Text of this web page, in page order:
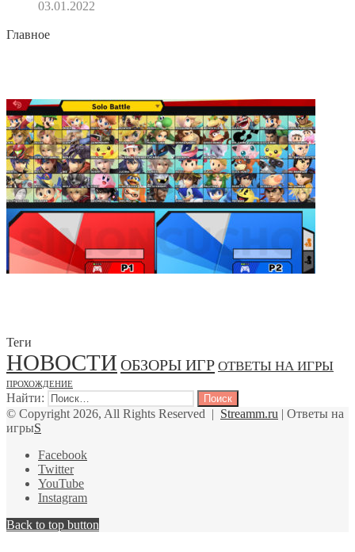
03.01.2022
Главное
Теги
НОВОСТИ ОБЗОРЫ ИГР ОТВЕТЫ НА ИГРЫ
ПРОХОЖДЕНИЕ
Найти:
© Copyright 2026, All Rights Reserved | Streamm.ru | Ответы на
игрыS
Facebook
Twitter
YouTube
Instagram
Back to top button